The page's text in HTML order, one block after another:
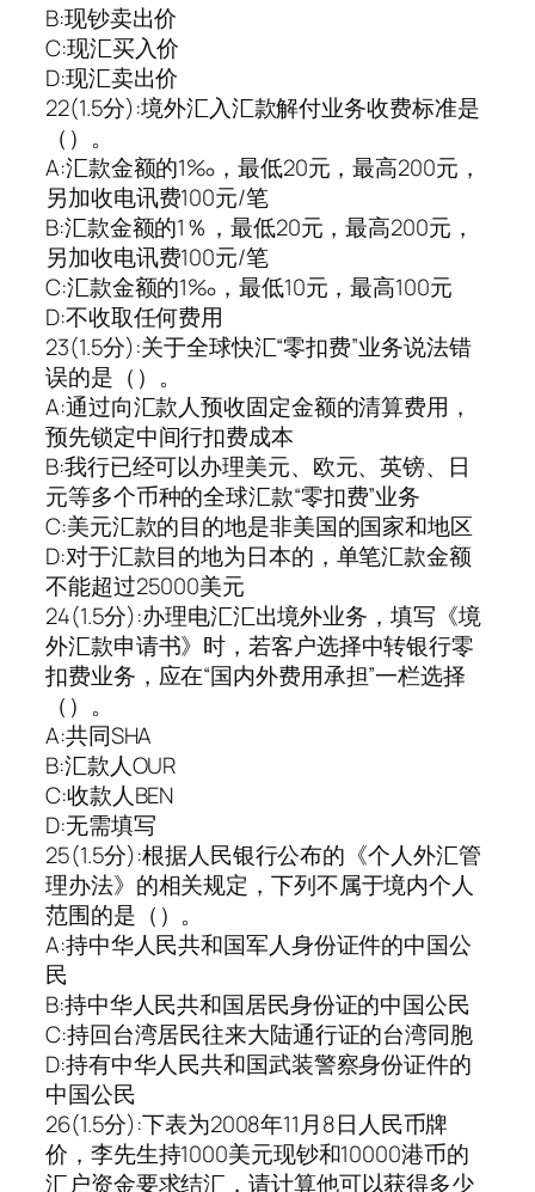
B:现钞卖出价
C:现汇买入价
D:现汇卖出价
22(1.5分):境外汇入汇款解付业务收费标准是
（）。
A:汇款金额的1‰，最低20元，最高200元，
另加收电讯费100元/笔
B:汇款金额的1％，最低20元，最高200元，
另加收电讯费100元/笔
C:汇款金额的1‰，最低10元，最高100元
D:不收取任何费用
23(1.5分):关于全球快汇“零扣费”业务说法错
误的是（）。
A:通过向汇款人预收固定金额的清算费用，
预先锁定中间行扣费成本
B:我行已经可以办理美元、欧元、英镑、日
元等多个币种的全球汇款“零扣费”业务
C:美元汇款的目的地是非美国的国家和地区
D:对于汇款目的地为日本的，单笔汇款金额
不能超过25000美元
24(1.5分):办理电汇汇出境外业务，填写《境
外汇款申请书》时，若客户选择中转银行零
扣费业务，应在“国内外费用承担”一栏选择
（）。
A:共同SHA
B:汇款人OUR
C:收款人BEN
D:无需填写
25(1.5分):根据人民银行公布的《个人外汇管
理办法》的相关规定，下列不属于境内个人
范围的是（）。
A:持中华人民共和国军人身份证件的中国公
民
B:持中华人民共和国居民身份证的中国公民
C:持回台湾居民往来大陆通行证的台湾同胞
D:持有中华人民共和国武装警察身份证件的
中国公民
26(1.5分):下表为2008年11月8日人民币牌
价，李先生持1000美元现钞和10000港币的
汇户资金要求结汇，请计算他可以获得多少